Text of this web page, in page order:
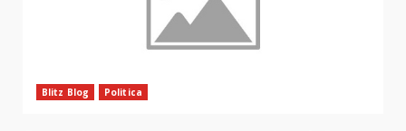
Blitz Blog Politica